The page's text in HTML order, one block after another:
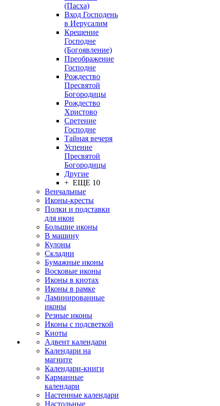
(Пасха)
Вход Господень
в Иерусалим
Крещение
Господне
(Богоявление)
Преображение
Господне
Рождество
Пресвятой
Богородицы
Рождество
Христово
Сретение
Господне
Тайная вечеря
Успение
Пресвятой
Богородицы
Другие
+ ЕЩЕ 10
Венчальные
Иконы-кресты
Полки и подставки
для икон
Большие иконы
В машину
Кулоны
Складни
Бумажные иконы
Восковые иконы
Иконы в киотах
Иконы в рамке
Ламинированные
иконы
Резные иконы
Иконы с подсветкой
Киоты
Адвент календари
Календари на
магните
Календари-книги
Карманные
календари
Настенные календари
Настольные